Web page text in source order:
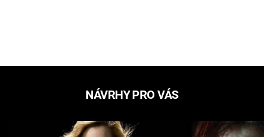
NÁVRHY PRO VÁS